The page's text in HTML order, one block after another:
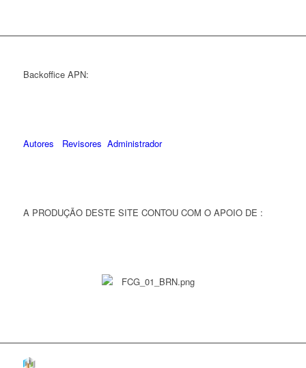
Backoffice APN:
Autores Revisores Administrador
A PRODUÇÃO DESTE SITE CONTOU COM O APOIO DE :